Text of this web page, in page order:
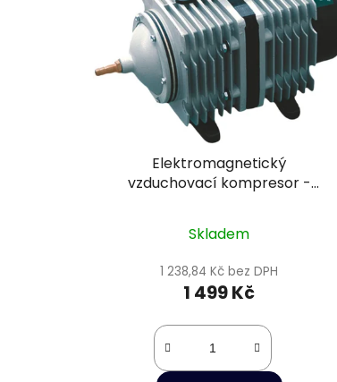
Elektromagnetický
vzduchovací kompresor -
Skladem
1 238,84 Kč bez DPH
1 499 Kč